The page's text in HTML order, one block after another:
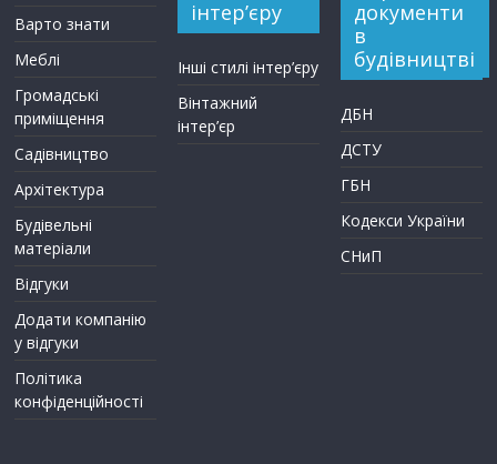
Варто знати
Меблі
Громадські
приміщення
Садівництво
Архітектура
Будівельні
матеріали
Відгуки
Додати компанію
у відгуки
Політика
конфіденційності
інтер’єру
Інші стилі інтер’єру
Вінтажний
інтер’єр
документи
в
будівництві
ДБН
ДСТУ
ГБН
Кодекси України
СНиП